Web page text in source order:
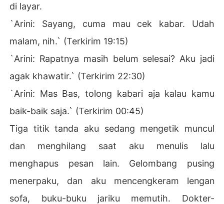
di layar.
`Arini: Sayang, cuma mau cek kabar. Udah
malam, nih.` (Terkirim 19:15)
`Arini: Rapatnya masih belum selesai? Aku jadi
agak khawatir.` (Terkirim 22:30)
`Arini: Mas Bas, tolong kabari aja kalau kamu
baik-baik saja.` (Terkirim 00:45)
Tiga titik tanda aku sedang mengetik muncul
dan menghilang saat aku menulis lalu
menghapus pesan lain. Gelombang pusing
menerpaku, dan aku mencengkeram lengan
sofa, buku-buku jariku memutih. Dokter-